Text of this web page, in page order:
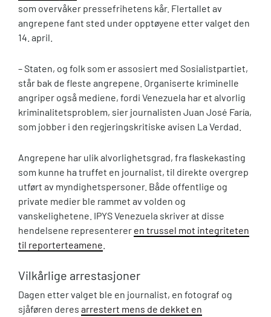
som overvåker pressefrihetens kår. Flertallet av
angrepene fant sted under opptøyene etter valget den
14. april.
– Staten, og folk som er assosiert med Sosialistpartiet,
står bak de fleste angrepene. Organiserte kriminelle
angriper også mediene, fordi Venezuela har et alvorlig
kriminalitetsproblem, sier journalisten Juan José Faría,
som jobber i den regjeringskritiske avisen La Verdad.
Angrepene har ulik alvorlighetsgrad, fra flaskekasting
som kunne ha truffet en journalist, til direkte overgrep
utført av myndighetspersoner. Både offentlige og
private medier ble rammet av volden og
vanskelighetene. IPYS Venezuela skriver at disse
hendelsene representerer en trussel mot integriteten
til reporterteamene
Vilkårlige arrestasjoner
Dagen etter valget ble en journalist, en fotograf og
sjåføren deres arrestert mens de dekket en